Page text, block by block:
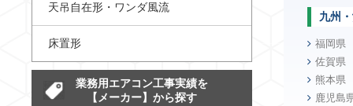
九州
福岡県
佐賀県
熊本県
鹿児島
天吊自在形・ワンダ風流
床置形
業務用エアコン工事実績を
【メーカー】から探す